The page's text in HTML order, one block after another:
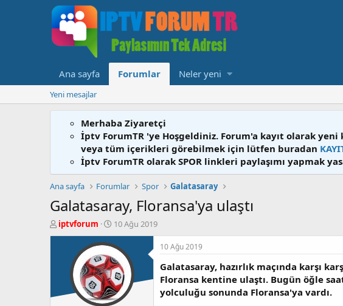
Ana sayfa Forumlar Neler yeni
Yeni mesajlar
Merhaba Ziyaretçi
İptv ForumTR 'ye Hoşgeldiniz. Forum'a kayıt olarak
veya tüm içerikleri görebilmek için lütfen buradan
İptv ForumTR olarak SPOR linkleri paylaşımı yapmak
Ana sayfa Forumlar Spor Galatasaray
Galatasaray, Floransa'ya ulaştı
K
o
b
iptvforum
B
a
ş
l
a
n
g
ı
10 Ağu 2019
10 Ağu 2019
Galatasaray, hazırlık maçında karşı
Floransa kentine ulaştı. Bugün öğle
yolculuğu sonunda Floransa'ya vardı.